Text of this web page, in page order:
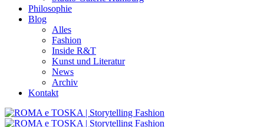
Philosophie
Blog
Alles
Fashion
Inside R&T
Kunst und Literatur
News
Archiv
Kontakt